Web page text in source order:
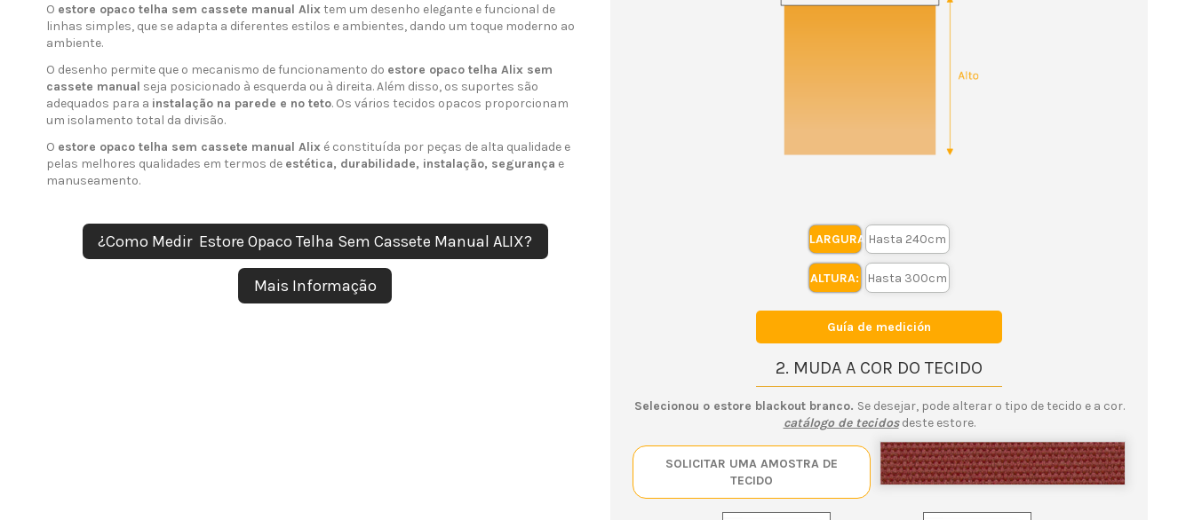
O estore opaco telha sem cassete manual Alixtem um desenho elegante e funcional de
linhas simples, que se adapta a diferentes estilos e ambientes, dando um toque moderno ao
ambiente.
O desenho permite que o mecanismo de funcionamento do estore opaco telha Alix sem
cassete manual seja posicionado à esquerda ou à direita. Além disso, os suportes são
adequados para a instalação na parede e no teto. Os vários tecidos opacos proporcionam
um isolamento total da divisão.
O estore opaco telha sem cassete manual Alix é constituída por peças de alta qualidade e
pelas melhores qualidades em termos de estética, durabilidade, instalação, segurança e
manuseamento.
LARGURA:
ALTURA:
Guía de medición
2. MUDA A COR DO TECIDO
Selecionou o estore blackout branco. Se desejar, pode alterar o tipo de tecido e a cor.
catálogo de tecidosdeste estore.
SOLICITAR UMA AMOSTRA DE
TECIDO